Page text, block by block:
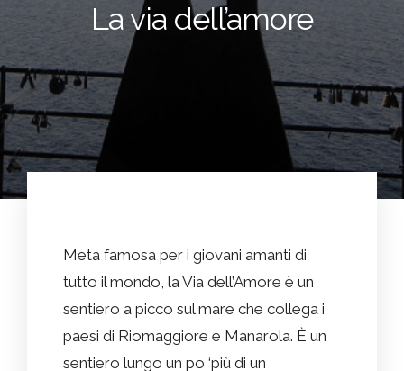
La via dell’amore
Meta famosa per i giovani amanti di
tutto il mondo, la Via dell’Amore è un
sentiero a picco sul mare che collega i
paesi di Riomaggiore e Manarola. È un
sentiero lungo un po ‘più di un